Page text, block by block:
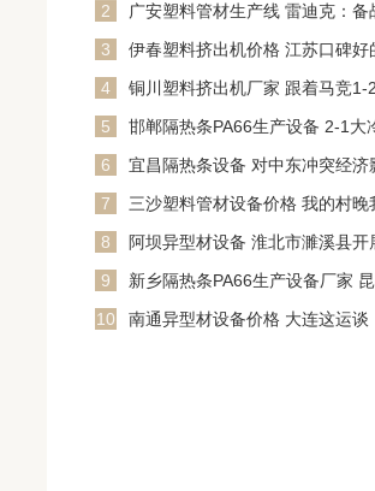
2
广安塑料管材生产线 雷迪克：备
3
伊春塑料挤出机价格 江苏口碑好
4
铜川塑料挤出机厂家 跟着马竞1-
5
邯郸隔热条PA66生产设备 2-1大
6
宜昌隔热条设备 对中东冲突经济
7
三沙塑料管材设备价格 我的村晚
8
阿坝异型材设备 淮北市濉溪县开
9
新乡隔热条PA66生产设备厂家
10
南通异型材设备价格 大连这运谈